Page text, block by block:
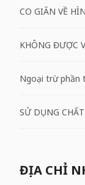
CO GIÃN VỀ
KHÔNG ĐƯỢC
Ngoại trừ phần
SỬ DỤNG
ĐỊA CHỈ